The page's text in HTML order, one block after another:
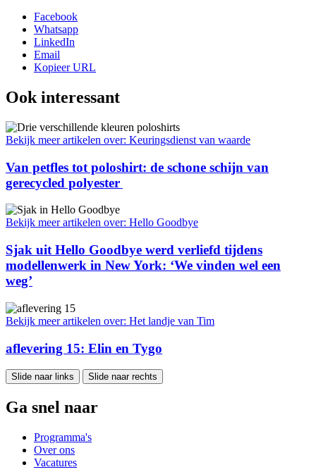
Facebook
Whatsapp
LinkedIn
Email
Kopieer URL
Ook interessant
Bekijk meer artikelen over: Keuringsdienst van waarde
Van petfles tot poloshirt: de schone schijn van
gerecycled polyester
Bekijk meer artikelen over: Hello Goodbye
Sjak uit Hello Goodbye werd verliefd tijdens
modellenwerk in New York: ‘We vinden wel een
weg’
Bekijk meer artikelen over: Het landje van Tim
aflevering 15: Elin en Tygo
Slide naar links Slide naar rechts
Ga snel naar
Programma's
Over ons
Vacatures